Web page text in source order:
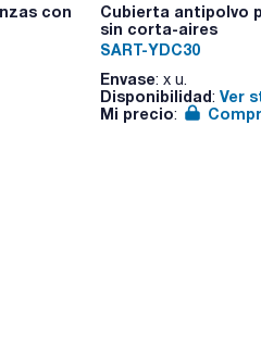
con
Cubierta antipolvo
sin corta-aires
SART-YDC30
Envase: x u.
Disponibilidad: Ver
Mi precio: